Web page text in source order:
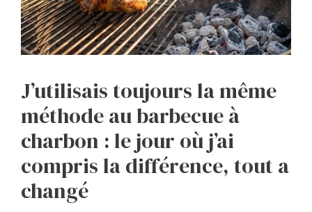
J’utilisais toujours la même
méthode au barbecue à
charbon : le jour où j’ai
compris la différence, tout a
changé